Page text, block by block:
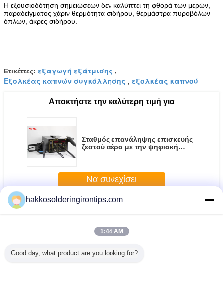
Η εξουσιοδότηση σημειώσεων δεν καλύπτει τη φθορά των μερών,
παραδείγματος χάριν θερμότητα σιδήρου, θερμάστρα πυροβόλων
όπλων, άκρες σιδήρου.
Ετικέττες: εξαγωγή εξάτμισης ,
Εξολκέας καπνών συγκόλλησης , εξολκέας καπνού
Αποκτήστε την καλύτερη τιμή για
Σταθμός επανάληψης επισκευής
ζεστού αέρα με την ψηφιακή
Να συνεχίσει
Περισσότεροι Εξολκέας καπνών ομορφιάς
hakkosolderingirontips.com
1:44 AM
Good day, what product are you looking for?